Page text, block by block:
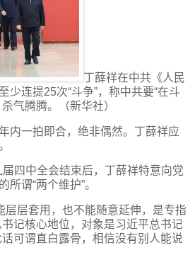
丁薛祥在中共《人民
少连提25次“斗争”，称中共要“在斗
气腾腾。（新华社）
内一拍即合，绝非偶然。丁薛祥应
四中全会结束后，丁薛祥特意向党
谓“两个维护”。
层层套用，也不能随意延伸，是专指
记核心地位，对象是习近平总书记
可谓直白露骨，相信没有别人能说